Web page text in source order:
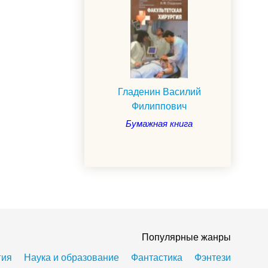
Гладенин Василий
Филиппович
Бумажная книга
Популярные жанры
Наука и образование Фантастика Фэнтези